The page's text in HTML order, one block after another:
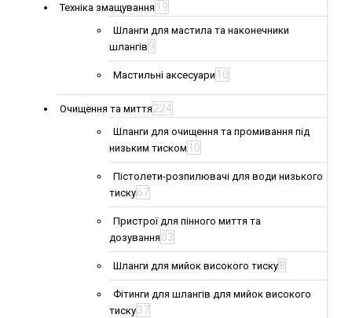
Техніка змащування 19
Шланги для мастила та наконечники
шлангів 9
Мастильні аксесуари 10
Очищення та миття 224
Шланги для очищення та промивання під
низьким тиском 10
Пістолети-розпилювачі для води низького
тиску67
Пристрої для пінного миття та
дозування 33
Шланги для мийок високого тиску8
Фітинги для шлангів для мийок високого
тиску37